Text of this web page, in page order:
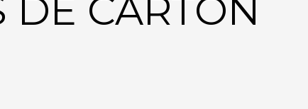
DE CARTON